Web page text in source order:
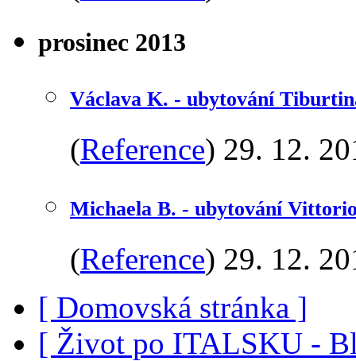
prosinec 2013
Václava K. - ubytování
(Reference) 29. 12.
Michaela B. - ubytování
(Reference) 29. 12.
[ Domovská stránka ]
[ Život po ITALSKU -